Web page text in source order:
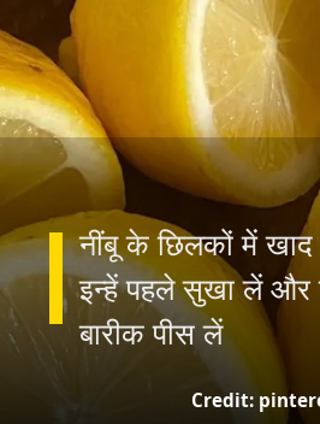
नींबू के छिलकों में
इन्हें पहले सुखा लें और
बारीक पीस लें
Credit: